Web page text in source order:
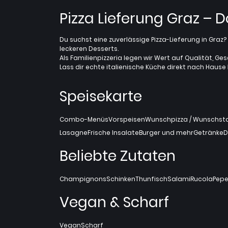
Pizza Lieferung Graz –
Du suchst eine zuverlässige Pizza-Lieferung in
leckeren Desserts.
Als Familienpizzeria legen wir Wert auf Qualität,
Lass dir echte italienische Küche direkt nach Hause
Speisekarte
Combo-MenüsVorspeisenWunschpizza /
LasagneFrische InsalateBurger und mehrGetränke
Beliebte Zutaten
ChampignonsSchinkenThunfischSalamiRucola
Vegan & Scharf
VeganScharf